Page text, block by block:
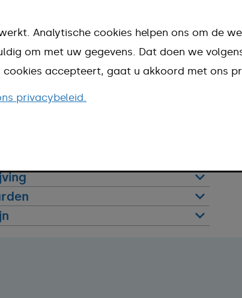
Meerssen.
Analytische cookies helpen ons om de
om met uw gegevens. Dat doen we
accepteert, gaat u akkoord met ons
privacybeleid.